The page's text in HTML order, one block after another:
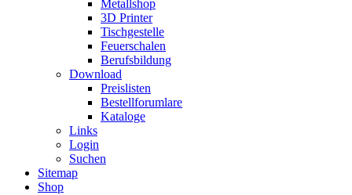
Metallshop
3D Printer
Tischgestelle
Feuerschalen
Berufsbildung
Download
Preislisten
Bestellforumlare
Kataloge
Links
Login
Suchen
Sitemap
Shop